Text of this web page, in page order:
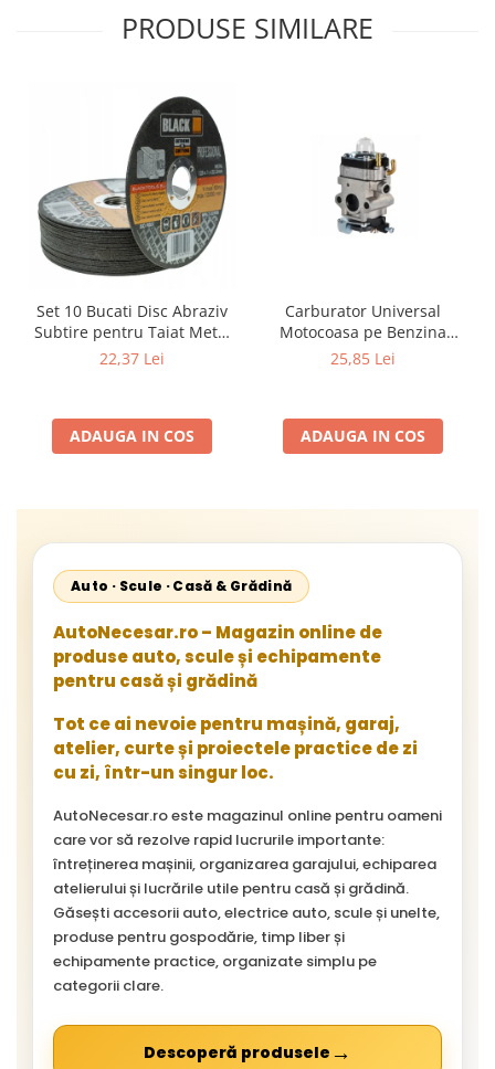
PRODUSE SIMILARE
Set 10 Bucati Disc Abraziv
Subtire pentru Taiat Metal
si Inox 125 x 1 x 22.2 mm,
22,37 Lei
ADAUGA IN COS
Carburator Universal
Motocoasa pe Benzina
(Motoare 2 Timpi),
Gardener, Eurotec, Makita,
Al-Ko, Ansamblu Complet
cu Membrana, Distanta
25,85 Lei
ADAUGA IN COS
Auto · Scule · Casă & Grădină
AutoNecesar.ro – Magazin online de
produse auto, scule și echipamente
pentru casă și grădină
Tot ce ai nevoie pentru mașină, garaj,
atelier, curte și proiectele practice de zi
cu zi, într-un singur loc.
AutoNecesar.ro este magazinul online pentru oameni
care vor să rezolve rapid lucrurile importante:
întreținerea mașinii, organizarea garajului, echiparea
atelierului și lucrările utile pentru casă și grădină.
Găsești accesorii auto, electrice auto, scule și unelte,
produse pentru gospodărie, timp liber și
echipamente practice, organizate simplu pe
categorii clare.
Descoperă produsele →